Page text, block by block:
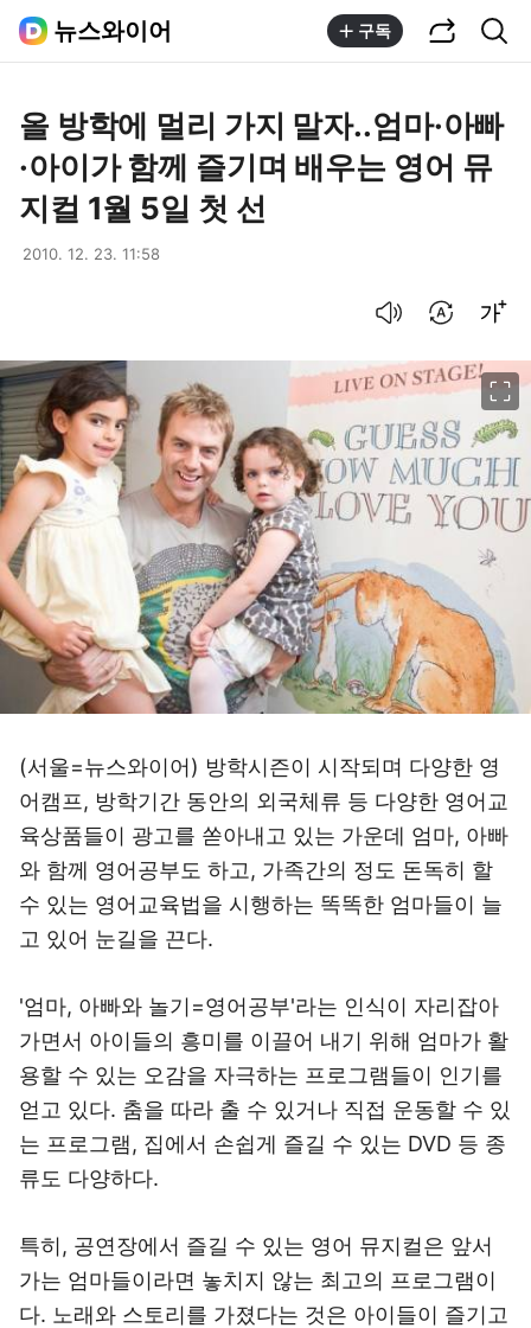
뉴스와이어 구독
올 방학에 멀리 가지 말자..엄마·아빠
·아이가 함께 즐기며 배우는 영어 뮤
지컬 1월 5일 첫 선
2010. 12. 23. 11:58
(서울=뉴스와이어) 방학시즌이 시작되며 다양한 영
어캠프, 방학기간 동안의 외국체류 등 다양한 영어교
육상품들이 광고를 쏟아내고 있는 가운데 엄마, 아빠
와 함께 영어공부도 하고, 가족간의 정도 돈독히 할
수 있는 영어교육법을 시행하는 똑똑한 엄마들이 늘
고 있어 눈길을 끈다.
'엄마, 아빠와 놀기=영어공부'라는 인식이 자리잡아
가면서 아이들의 흥미를 이끌어 내기 위해 엄마가 활
용할 수 있는 오감을 자극하는 프로그램들이 인기를
얻고 있다. 춤을 따라 출 수 있거나 직접 운동할 수 있
는 프로그램, 집에서 손쉽게 즐길 수 있는 DVD 등 종
류도 다양하다.
특히, 공연장에서 즐길 수 있는 영어 뮤지컬은 앞서
가는 엄마들이라면 놓치지 않는 최고의 프로그램이
다. 노래와 스토리를 가졌다는 것은 아이들이 즐기고